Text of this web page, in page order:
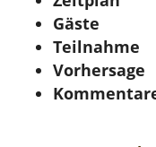
Gäste
Teilnahme
Vorhersage